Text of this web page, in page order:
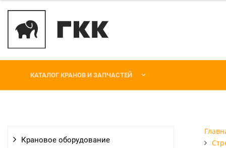
КАТАЛОГ КРАНОВ И ЗАПЧАСТЕЙ
Крановое оборудование